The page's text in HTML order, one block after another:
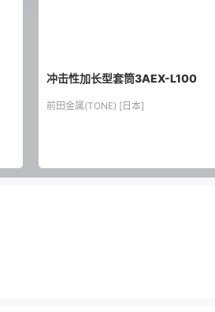
冲击性加长型套筒3AEX-L100
前田金属(TONE) [日本]